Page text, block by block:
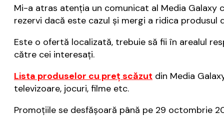
Mi-a atras atenția un comunicat al Media Galaxy
rezervi dacă este cazul și mergi a ridica produsul
Este o ofertă localizată, trebuie să fii în arealul
către cei interesați.
Lista produselor cu preț scăzut din Media
televizoare, jocuri, filme etc.
Promoțiile se desfășoară până pe 29 octombrie